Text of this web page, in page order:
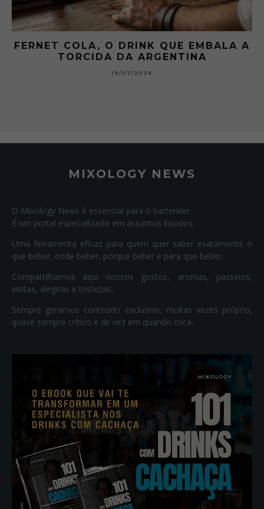
FERNET COLA, O DRINK QUE EMBALA A
TORCIDA DA ARGENTINA
19/07/2026
MIXOLOGY NEWS
O Mixology News é essencial para o bartender.
É um portal especializado em assuntos líquidos.
Uma ferramenta eficaz para quem quer saber exatamente o
que beber, onde beber, porque beber e para que beber.
Compartilhamos aqui nossos gostos, aromas, passeios,
visitas, alegrias e tristezas.
Sempre geramos conteúdo exclusivo, muitas vezes próprio,
quase sempre crítico e de vez em quando crica.